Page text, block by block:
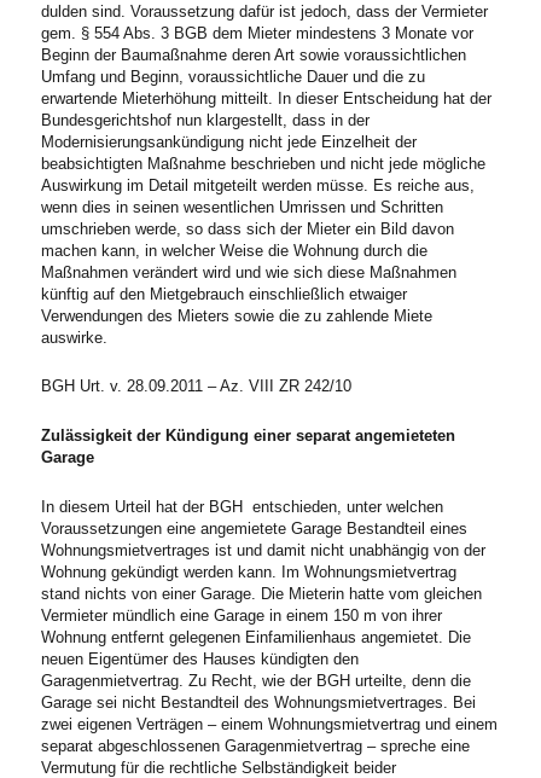
dulden sind. Voraussetzung dafür ist jedoch, dass der Vermieter
gem. § 554 Abs. 3 BGB dem Mieter mindestens 3 Monate vor
Beginn der Baumaßnahme deren Art sowie voraussichtlichen
Umfang und Beginn, voraussichtliche Dauer und die zu
erwartende Mieterhöhung mitteilt. In dieser Entscheidung hat der
Bundesgerichtshof nun klargestellt, dass in der
Modernisierungsankündigung nicht jede Einzelheit der
beabsichtigten Maßnahme beschrieben und nicht jede mögliche
Auswirkung im Detail mitgeteilt werden müsse. Es reiche aus,
wenn dies in seinen wesentlichen Umrissen und Schritten
umschrieben werde, so dass sich der Mieter ein Bild davon
machen kann, in welcher Weise die Wohnung durch die
Maßnahmen verändert wird und wie sich diese Maßnahmen
künftig auf den Mietgebrauch einschließlich etwaiger
Verwendungen des Mieters sowie die zu zahlende Miete
auswirke.
BGH Urt. v. 28.09.2011 – Az. VIII ZR 242/10
Zulässigkeit der Kündigung einer separat angemieteten
Garage
In diesem Urteil hat der BGH entschieden, unter welchen
Voraussetzungen eine angemietete Garage Bestandteil eines
Wohnungsmietvertrages ist und damit nicht unabhängig von der
Wohnung gekündigt werden kann. Im Wohnungsmietvertrag
stand nichts von einer Garage. Die Mieterin hatte vom gleichen
Vermieter mündlich eine Garage in einem 150 m von ihrer
Wohnung entfernt gelegenen Einfamilienhaus angemietet. Die
neuen Eigentümer des Hauses kündigten den
Garagenmietvertrag. Zu Recht, wie der BGH urteilte, denn die
Garage sei nicht Bestandteil des Wohnungsmietvertrages. Bei
zwei eigenen Verträgen – einem Wohnungsmietvertrag und einem
separat abgeschlossenen Garagenmietvertrag – spreche eine
Vermutung für die rechtliche Selbständigkeit beider